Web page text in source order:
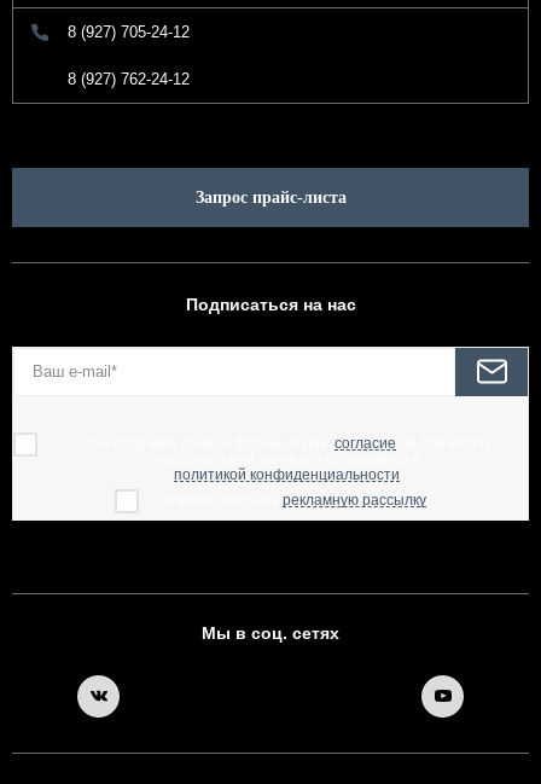
8 (927) 705-24-12
8 (927) 762-24-12
Запрос прайс-листа
Подписаться на нас
согласие
политикой конфиденциальности
рекламную рассылку
Мы в соц. сетях